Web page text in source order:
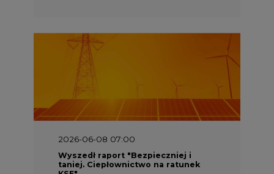
2026-06-08 07:00
Wyszedł raport "Bezpieczniej i
taniej. Ciepłownictwo na ratunek